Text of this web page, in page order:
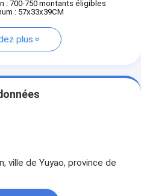
: 700-750 montants éligibles
: 57x33x39CM
plus
ville de Yuyao, province de